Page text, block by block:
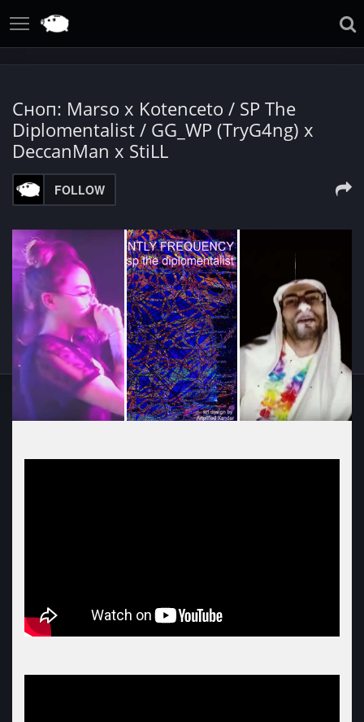
Сноп: Marso x Kotenceto / SP The
Diplomentalist / GG_WP (TryG4ng) x
DeccanMan x StiLL
FOLLOW